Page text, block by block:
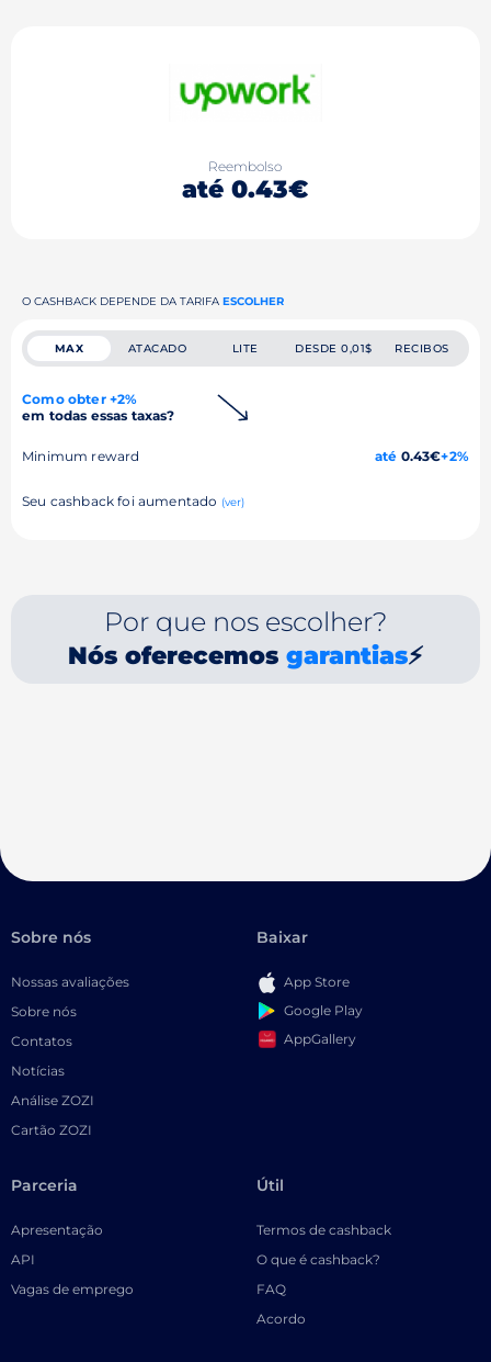
Reembolso
até 0.43€
O CASHBACK DEPENDE DA TARIFA ESCOLHER
MAX ATACADO LITE DESDE 0,01$ RECIBOS
Como obter +2%
em todas essas taxas?
Minimum reward até 0.43€+2%
Seu cashback foi aumentado (ver)
Por que nos escolher?
Nós oferecemos garantias⚡
Sobre nós
Nossas avaliações
Sobre nós
Contatos
Notícias
Análise ZOZI
Cartão ZOZI
Baixar
App Store
Google Play
AppGallery
Parceria
Apresentação
API
Vagas de emprego
Útil
Termos de cashback
O que é cashback?
FAQ
Acordo